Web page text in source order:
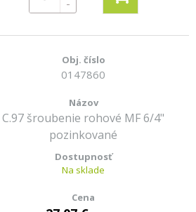
-
0147860
C.97 šroubenie rohové MF 6/4"
pozinkované
Na sklade